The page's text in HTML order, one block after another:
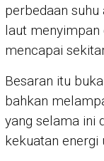
perbedaan
laut menyimpan
mencapai
Besaran itu
bahkan
yang selama ini
kekuatan energi